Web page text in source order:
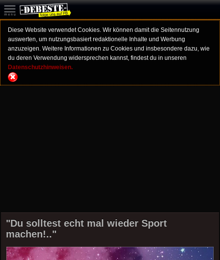
Diese Website verwendet Cookies. Wir können damit die Seitennutzung
auswerten, um nutzungsbasiert redaktionelle Inhalte und Werbung
anzuzeigen. Weitere Informationen zu Cookies und insbesondere dazu, wie
du deren Verwendung widersprechen kannst, findest du in unseren
Datenschutzhinweisen.
"Du solltest echt mal wieder Sport
machen!.."